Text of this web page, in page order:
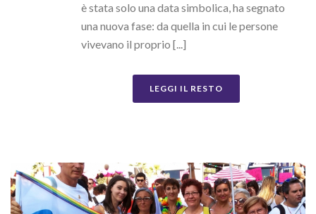
è stata solo una data simbolica, ha segnato
una nuova fase: da quella in cui le persone
vivevano il proprio [...]
LEGGI IL RESTO